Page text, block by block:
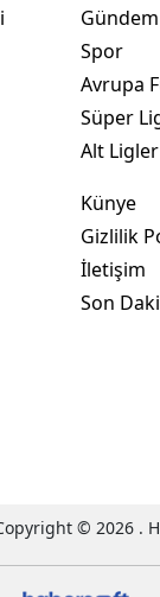
Gündem
Spor
Avrupa
Süper
Alt Ligler
Künye
Gizlilik
İletişim
Son
© 2026 .